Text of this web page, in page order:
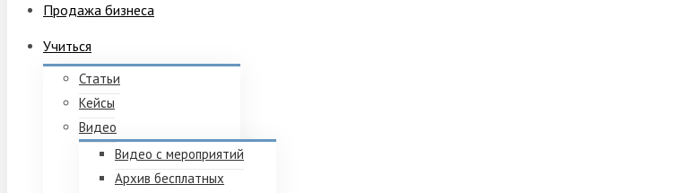
Продажа бизнеса
Учиться
Статьи
Кейсы
Видео
Видео с мероприятий
Архив бесплатных